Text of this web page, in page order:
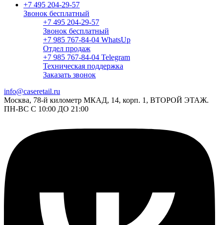
+7 495 204-29-57
Звонок бесплатный
+7 495 204-29-57
Звонок бесплатный
+7 985 767-84-04 WhatsUp
Отдел продаж
+7 985 767-84-04 Telegram
Техническая поддержка
Заказать звонок
info@caseretail.ru
Москва, 78-й километр МКАД, 14, корп. 1, ВТОРОЙ ЭТАЖ.
ПН-ВС С 10:00 ДО 21:00